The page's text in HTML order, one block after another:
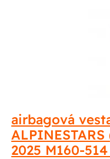
airbagová
2025 M160-